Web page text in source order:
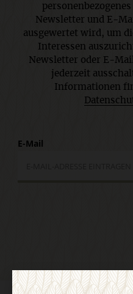
Newsletter und E-
ausgewertet wird, um
Interessen
Newsletter oder E-
jederzeit
Informationen
E-Mail